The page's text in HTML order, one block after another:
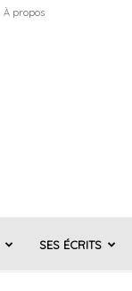
À propos
SES ÉCRITS